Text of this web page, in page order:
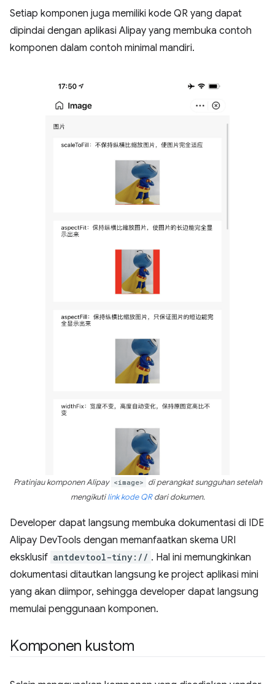
Setiap komponen juga memiliki kode QR yang dapat
dipindai dengan aplikasi Alipay yang membuka contoh
komponen dalam contoh minimal mandiri.
Pratinjau komponen Alipay <image> di perangkat sungguhan setelah
mengikutilink kode QRdari dokumen.
Developer dapat langsung membuka dokumentasi di IDE
Alipay DevTools dengan memanfaatkan skema URI
eksklusif antdevtool-tiny:// . Hal ini memungkinkan
dokumentasi ditautkan langsung ke project aplikasi mini
yang akan diimpor, sehingga developer dapat langsung
memulai penggunaan komponen.
Komponen kustom